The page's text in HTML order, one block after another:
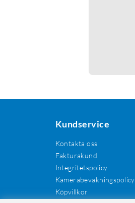
Kundservice
Kontakta oss
Fakturakund
Integritetspolicy
Kamerabevakningspolicy
Köpvillkor